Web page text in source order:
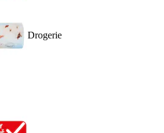
Drogerie